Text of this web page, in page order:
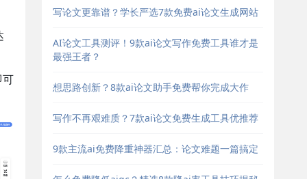
可
写论文更靠谱？学长严选7款免费ai论文生成网站
AI论文工具测评！9款ai论文写作免费工具谁才是
最强王者？
想思路创新？8款ai论文助手免费帮你完成大作
写作不再艰难质？7款ai论文免费生成工具优推荐
9款主流ai免费降重神器汇总：论文难题一篇搞定